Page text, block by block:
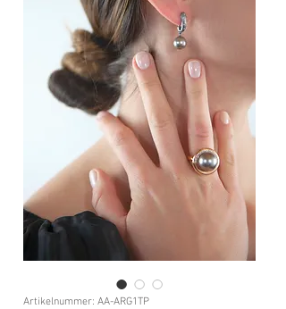
Artikelnummer: AA-ARG1TP